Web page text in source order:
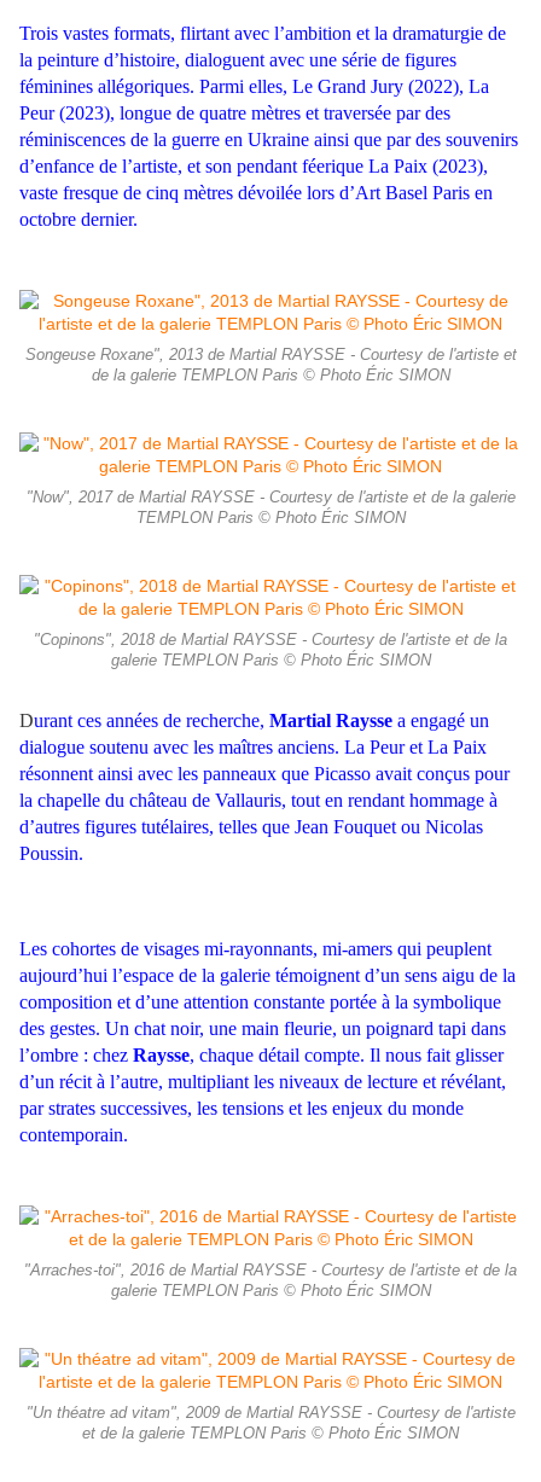
Trois vastes formats, flirtant avec l’ambition et la dramaturgie de
la peinture d’histoire, dialoguent avec une série de figures
féminines allégoriques. Parmi elles, Le Grand Jury (2022), La
Peur (2023), longue de quatre mètres et traversée par des
réminiscences de la guerre en Ukraine ainsi que par des souvenirs
d’enfance de l’artiste, et son pendant féerique La Paix (2023),
vaste fresque de cinq mètres dévoilée lors d’Art Basel Paris en
octobre dernier.
Songeuse Roxane", 2013 de Martial RAYSSE - Courtesy de l'artiste et
de la galerie TEMPLON Paris © Photo Éric SIMON
"Now", 2017 de Martial RAYSSE - Courtesy de l'artiste et de la galerie
TEMPLON Paris © Photo Éric SIMON
"Copinons", 2018 de Martial RAYSSE - Courtesy de l'artiste et de la
galerie TEMPLON Paris © Photo Éric SIMON
Durant ces années de recherche, Martial Raysse a engagé un
dialogue soutenu avec les maîtres anciens. La Peur et La Paix
résonnent ainsi avec les panneaux que Picasso avait conçus pour
la chapelle du château de Vallauris, tout en rendant hommage à
d’autres figures tutélaires, telles que Jean Fouquet ou Nicolas
Poussin.
Les cohortes de visages mi-rayonnants, mi-amers qui peuplent
aujourd’hui l’espace de la galerie témoignent d’un sens aigu de la
composition et d’une attention constante portée à la symbolique
des gestes. Un chat noir, une main fleurie, un poignard tapi dans
l’ombre : chez Raysse, chaque détail compte. Il nous fait glisser
d’un récit à l’autre, multipliant les niveaux de lecture et révélant,
par strates successives, les tensions et les enjeux du monde
contemporain.
"Arraches-toi", 2016 de Martial RAYSSE - Courtesy de l'artiste et de la
galerie TEMPLON Paris © Photo Éric SIMON
"Un théatre ad vitam", 2009 de Martial RAYSSE - Courtesy de l'artiste
et de la galerie TEMPLON Paris © Photo Éric SIMON